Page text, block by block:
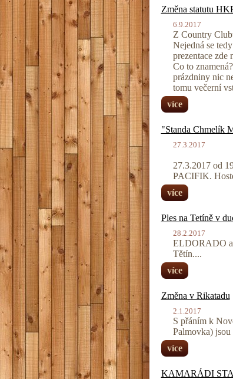
Změna statutu
6.9.2017
Z Country
Nejedná se
prezentace zde
Co to
prázdniny nic
tomu večerní
více
"Standa Chmelík
27.3.2017
27.3.2017 od
PACIFIK.
více
Ples na Tetíně v
28.2.2017
ELDORADO
Tětín....
více
Změna v Rikatadu
2.1.2017
S přáním k
Palmovka) jsou
více
KAMARÁDI